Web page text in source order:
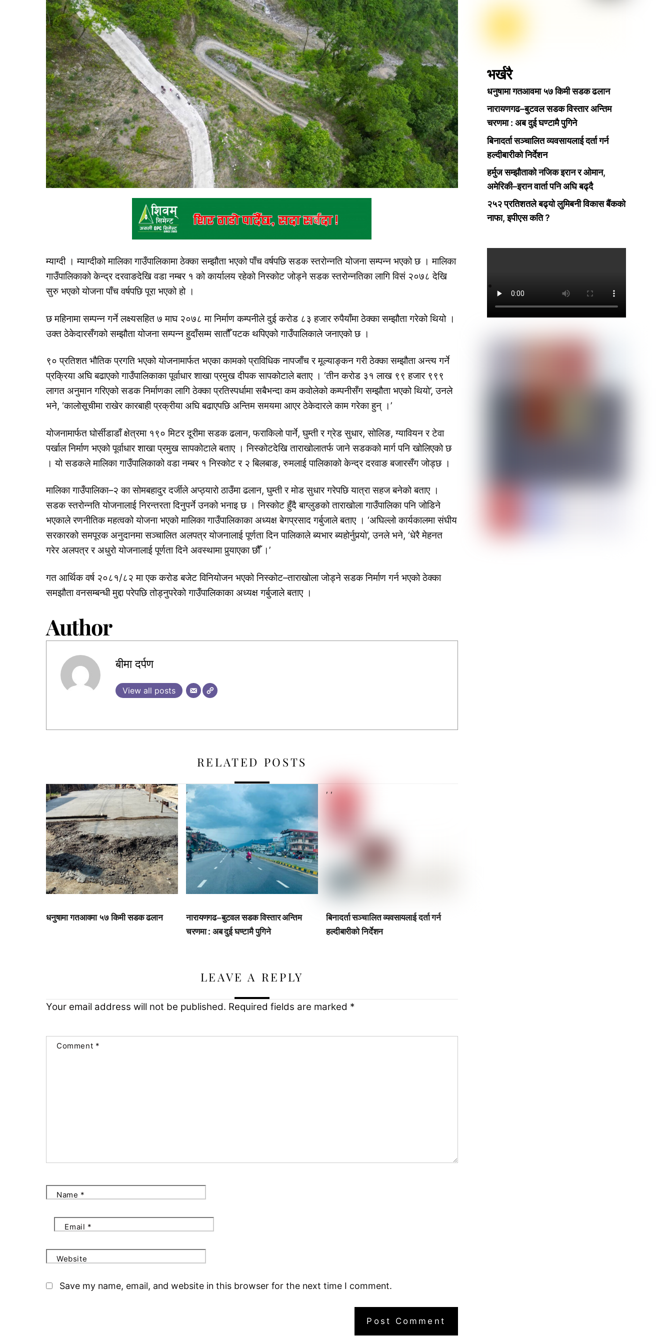
म्याग्दी । म्याग्दीको मालिका गाउँपालिकामा ठेक्का सम्झौता भएको पाँच वर्षपछि सडक स्तरोन्नति योजना सम्पन्न भएको छ । मालिका
गाउँपालिकाको केन्द्र दरवाङदेखि वडा नम्बर १ को कार्यालय रहेको निस्कोट जोड्ने सडक स्तरोन्नतिका लागि विसं २०७८ देखि
सुरु भएको योजना पाँच वर्षपछि पूरा भएको हो ।
छ महिनामा सम्पन्न गर्ने लक्ष्यसहित ७ माघ २०७८ मा निर्माण कम्पनीले दुई करोड ८३ हजार रुपैयाँमा ठेक्का सम्झौता गरेको थियो ।
उक्त ठेकेदारसँगको सम्झौता योजना सम्पन्न हुदाँसम्म सातौँ पटक थपिएको गाउँपालिकाले जनाएको छ ।
९० प्रतिशत भौतिक प्रगति भएको योजनामार्फत भएका कामको प्राविधिक नापजाँच र मूल्याङ्कन गरी ठेक्का सम्झौता अन्त्य गर्ने
प्रक्रिया अघि बढाएको गाउँपालिकाका पूर्वाधार शाखा प्रमुख दीपक सापकोटाले बताए । ‘तीन करोड ३१ लाख ९९ हजार ९९९
लागत अनुमान गरिएको सडक निर्माणका लागि ठेक्का प्रतिस्पर्धामा सबैभन्दा कम कवोलेको कम्पनीसँग सम्झौता भएको थियो’, उनले
भने, ‘कालोसूचीमा राखेर कारबाही प्रक्रीया अघि बढाएपछि अन्तिम समयमा आएर ठेकेदारले काम गरेका हुन् ।’
योजनामार्फत घोर्सीडाडाँ क्षेत्रमा १९० मिटर दूरीमा सडक ढलान, फराकिलो पार्ने, घुम्ती र ग्रेड सुधार, सोलिङ, ग्यावियन र टेवा
पर्खाल निर्माण भएको पूर्वाधार शाखा प्रमुख सापकोटाले बताए । निस्कोटदेखि ताराखोलातर्फ जाने सडकको मार्ग पनि खोलिएको छ
। यो सडकले मालिका गाउँपालिकाको वडा नम्बर १ निस्कोट र २ बिलबाङ, रुमलाई पालिकाको केन्द्र दरवाङ बजारसँग जोड्छ ।
मालिका गाउँपालिका–२ का सोमबहादुर दर्जीले अप्ठ्यारो ठाउँमा ढलान, घुम्ती र मोड सुधार गरेपछि यात्रा सहज बनेको बताए ।
सडक स्तरोन्नति योजनालाई निरन्तरता दिनुपर्ने उनको भनाइ छ । निस्कोट हुँदै बाग्लुङको ताराखोला गाउँपालिका पनि जोडिने
भएकाले रणनीतिक महत्वको योजना भएको मालिका गाउँपालिकाका अध्यक्ष बेगप्रसाद गर्बुजाले बताए । ‘अघिल्लो कार्यकालमा संघीय
सरकारको समपूरक अनुदानमा सञ्चालित अलपत्र योजनालाई पूर्णता दिन पालिकाले ब्यभार ब्यहोर्नुपर्‍यो’, उनले भने, ‘धेरै मेहनत
गरेर अलपत्र र अधुरो योजनालाई पूर्णता दिने अवस्थामा पुर्‍याएका छौँ ।’
गत आर्थिक वर्ष २०८१/८२ मा एक करोड बजेट विनियोजन भएको निस्कोट–ताराखोला जोड्ने सडक निर्माण गर्न भएको ठेक्का
समझौता वनसम्बन्धी मुद्दा परेपछि तोड्नुपरेको गाउँपालिकाका अध्यक्ष गर्बुजाले बताए ।
Author
बीमा दर्पण
View all posts
RELATED POSTS
,,
धनुषामा गतआवमा ५७ किमी सडक ढलान
,
नारायणगढ–बुटवल सडक विस्तार अन्तिम
चरणमा : अब दुई घण्टामै पुगिने
, ,
बिनादर्ता सञ्चालित व्यवसायलाई दर्ता गर्न
हल्दीबारीको निर्देशन
LEAVE A REPLY
Your email address will not be published. Required fields are marked *
Comment *
Name *
Email *
Website
Save my name, email, and website in this browser for the next time I comment.
भर्खरै
धनुषामा गतआवमा ५७ किमी सडक ढलान
नारायणगढ–बुटवल सडक विस्तार अन्तिम
चरणमा : अब दुई घण्टामै पुगिने
बिनादर्ता सञ्चालित व्यवसायलाई दर्ता गर्न
हल्दीबारीको निर्देशन
हर्मुज सम्झौताको नजिक इरान र ओमान,
अमेरिकी–इरान वार्ता पनि अघि बढ्दै
२५२ प्रतिशतले बढ्यो लुमिबनी विकास बैंकको
नाफा, इपीएस कति ?